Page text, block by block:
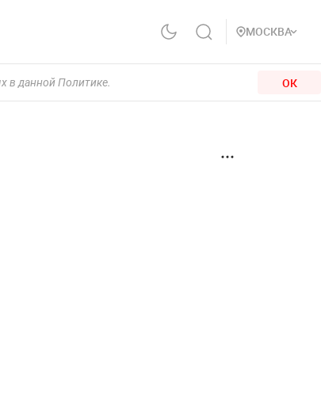
МОСКВА
в данной Политике. ОК